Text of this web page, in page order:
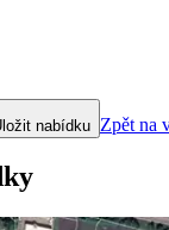
ovládání mapy
nabídku Zpět na